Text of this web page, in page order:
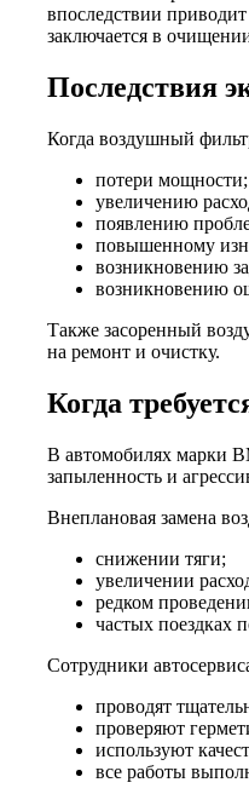
впоследствии
заключается в
Последствия
Когда воздушный
потери мощности;
увеличению
появлению
повышенному
возникновению
возникновению
Также засоренный
на ремонт и очистку.
Когда
В автомобилях марки
запыленность и
Внеплановая замена
снижении тяги;
увеличении
редком
частых поездках
Сотрудники
проводят
проверяют
используют
все работы